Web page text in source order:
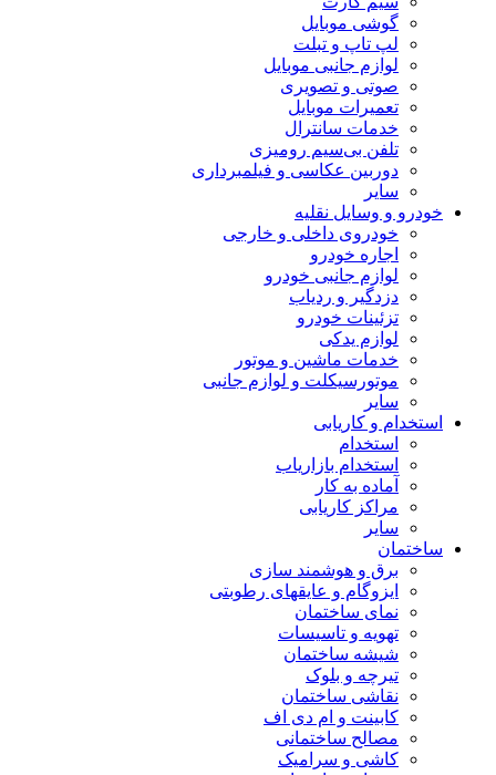
گوشی موبایل
لپ تاپ و تبلت
لوازم جانبی موبایل
صوتی و تصویری
تعمیرات موبایل
خدمات سانترال
تلفن بی‌سیم رومیزی
دوربین عکاسی و فیلمبرداری
سایر
خودرو و وسایل نقلیه
خودروی داخلی و خارجی
اجاره خودرو
لوازم جانبی خودرو
دزدگیر و ردیاب
تزئینات خودرو
لوازم یدکی
خدمات ماشین و موتور
موتورسیکلت و لوازم جانبی
سایر
استخدام و کاریابی
استخدام
استخدام بازاریاب
آماده به کار
مراکز کاریابی
سایر
ساختمان
برق و هوشمند سازی
ایزوگام و عایقهای رطوبتی
نمای ساختمان
تهویه و تاسیسات
شیشه ساختمان
تیرچه و بلوک
نقاشی ساختمان
کابینت و ام دی اف
مصالح ساختمانی
کاشی و سرامیک